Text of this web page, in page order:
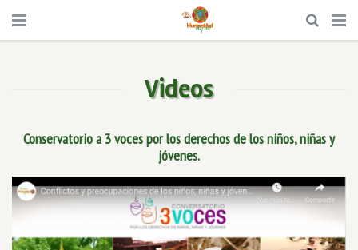
Videos
Conservatorio a 3 voces por los derechos de los niños, niñas y
jóvenes.